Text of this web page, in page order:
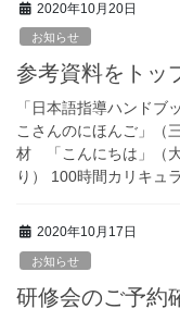
2020年10月20日
お知らせ
参考資料をトッ
「日本語指導ハンドブ
こさんのにほんご」（
材 「こんにちは」（
り） 100時間カリキュ
2020年10月17日
お知らせ
研修会のご予約